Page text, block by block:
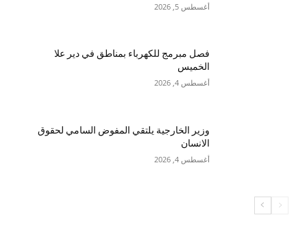
أغسطس 5, 2026
فصل مبرمج للكهرباء بمناطق في دير علا
الخميس
أغسطس 4, 2026
وزير الخارجية يلتقي المفوض السامي لحقوق
الانسان
أغسطس 4, 2026